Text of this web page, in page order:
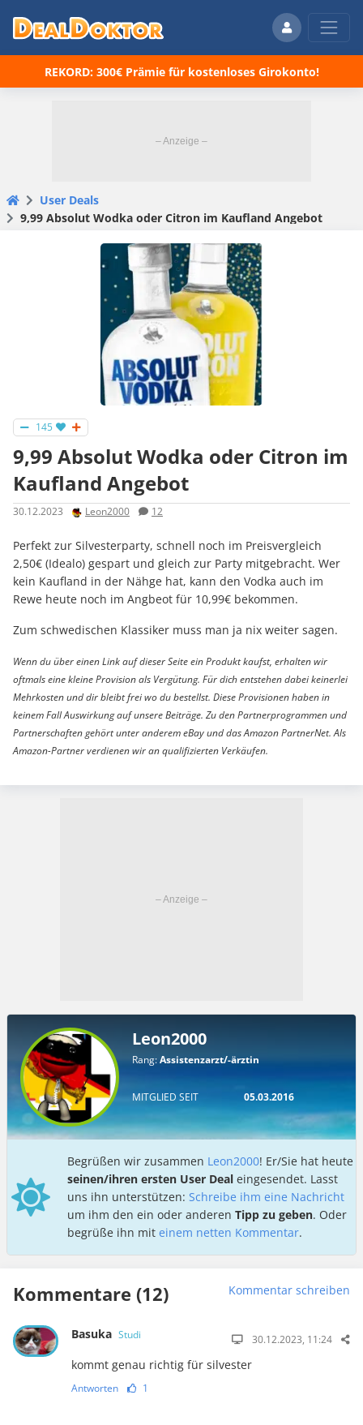
REKORD: 300€ Prämie für kostenloses Girokonto!
User Deals
9,99 Absolut Wodka oder Citron im Kaufland Angebot
145
9,99 Absolut Wodka oder Citron im
Kaufland Angebot
30.12.2023 Leon2000 12
Perfekt zur Silvesterparty, schnell noch im Preisvergleich
2,50€ (Idealo) gespart und gleich zur Party mitgebracht. Wer
kein Kaufland in der Nähge hat, kann den Vodka auch im
Rewe heute noch im Angbeot für 10,99€ bekommen.
Zum schwedischen Klassiker muss man ja nix weiter sagen.
Wenn du über einen Link auf dieser Seite ein Produkt kaufst, erhalten wir
oftmals eine kleine Provision als Vergütung. Für dich entstehen dabei keinerlei
Mehrkosten und dir bleibt frei wo du bestellst. Diese Provisionen haben in
keinem Fall Auswirkung auf unsere Beiträge. Zu den Partnerprogrammen und
Partnerschaften gehört unter anderem eBay und das Amazon PartnerNet. Als
Amazon-Partner verdienen wir an qualifizierten Verkäufen.
Leon2000
Rang:Assistenzarzt/-ärztin
MITGLIED SEIT 05.03.2016
Begrüßen wir zusammen Leon2000! Er/Sie hat heute
seinen/ihren ersten User Deal eingesendet. Lasst
uns ihn unterstützen:Schreibe ihm eine Nachricht
um ihm den ein oder anderenTipp zu geben. Oder
begrüße ihn miteinem netten Kommentar.
Kommentare (12) Kommentar schreiben
Basuka Studi 30.12.2023, 11:24
kommt genau richtig für silvester
Antworten 1